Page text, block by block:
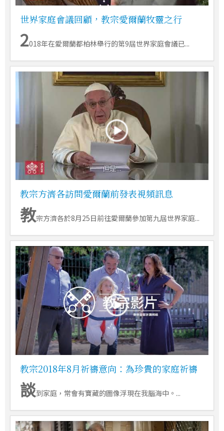
世界家庭會議回顧，教宗愛爾蘭牧靈之行
2018年在愛爾蘭都柏林舉行的第9屆世界家庭會議已...
教宗方濟各訪問愛爾蘭前發表視頻訊息
教宗方濟各於8月25日前往愛爾蘭參加第九屆世界家庭...
教宗2018年8月祈禱意向：為珍貴的家庭祈禱
談到家庭，常會有寶藏的圖像浮現在我腦海中。...